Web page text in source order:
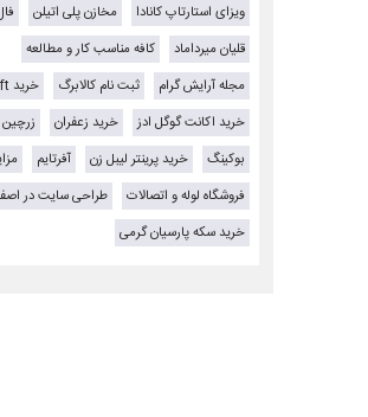
ویزای استارتاپ کانادا
مخازن پلی اتیلن
قلیان میرداماد
کافه مناسب کار و مطالعه
مجله آرایش گرام
ثبت نام کالابرگ
خرید nft
خرید اکانت گوگل ادز
خرید زعفران
زرچین
بوکینگ
خرید پرینتر لیبل زن آفرتایم
فروشگاه لوله و اتصالات
طراحی سایت در
خرید سکه پارسیان گرمی